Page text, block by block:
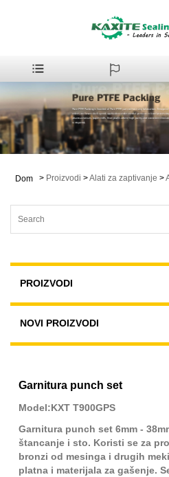
Dom > Proizvodi >Alati za zaptivanje >
PROIZVODI
NOVI PROIZVODI
Garnitura punch set
Model:KXT T900GPS
Garnitura punch set 6mm -
štancanje i sto. Koristi se za
bronzi od mesinga i drugih
platna i materijala za gašenje.